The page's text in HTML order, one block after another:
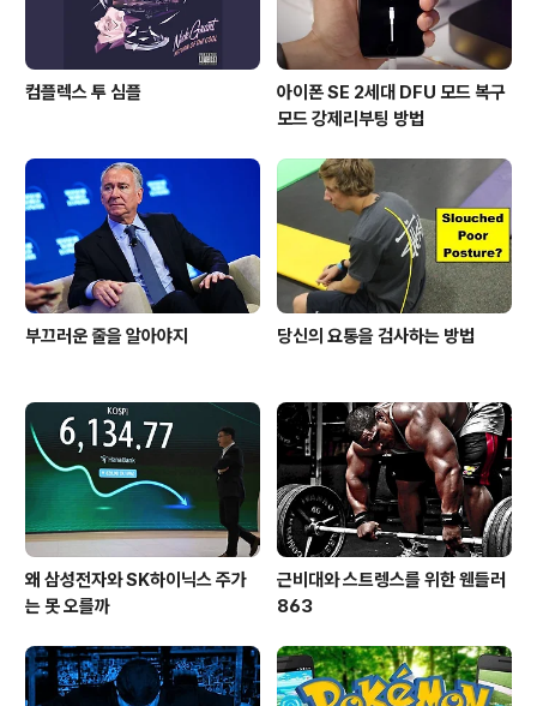
컴플렉스 투 심플
아이폰 SE 2세대 DFU 모드 복구
모드 강제리부팅 방법
부끄러운 줄을 알아야지 당신의 요통을 검사하는 방법
왜 삼성전자와 SK하이닉스 주가
는 못 오를까
근비대와 스트렝스를 위한 웬들러
863